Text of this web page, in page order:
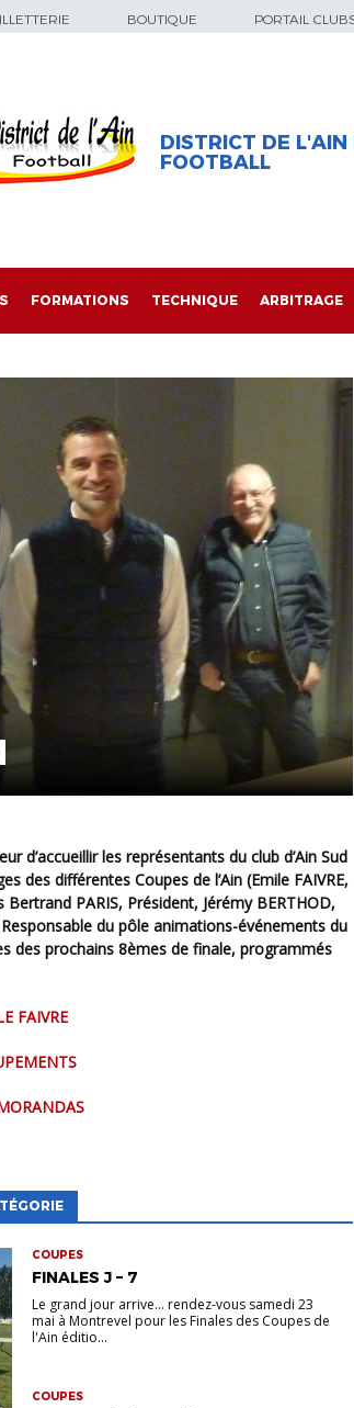
BOUTIQUE PORTAIL
DISTRICT DE L'AIN
FOOTBALL
FORMATIONS TECHNIQUE ARBITRAGE
d’accueillir les représentants du club d’Ain Sud
des différentes Coupes de l’Ain (Emile FAIVRE,
PARIS, Président, Jérémy BERTHOD,
du pôle animations-événements du
des prochains 8èmes de finale, programmés
FAIVRE
COUPES
FINALES J – 7
Le grand jour arrive... rendez-vous samedi 23
mai à Montrevel pour les Finales des Coupes de
l'Ain éditio...
COUPES